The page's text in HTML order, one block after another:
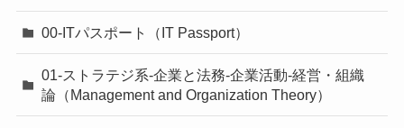
00-ITパスポート（IT Passport）
01-ストラテジ系-企業と法務-企業活動-経営・組織
論（Management and Organization Theory）